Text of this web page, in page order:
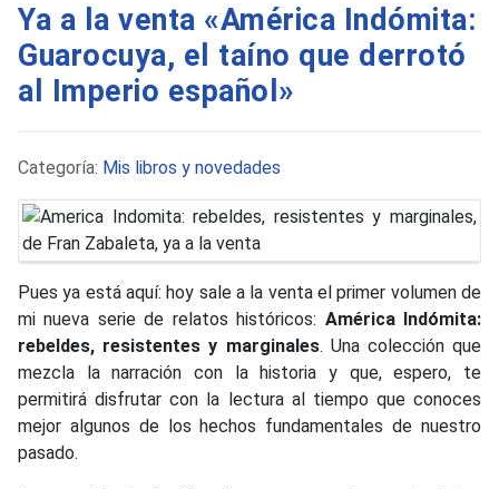
Ya a la venta «América Indómita:
Guarocuya, el taíno que derrotó
al Imperio español»
Detalles
Categoría: Mis libros y novedades
Pues ya está aquí: hoy sale a la venta el primer volumen de
mi nueva serie de relatos históricos: América Indómita:
rebeldes, resistentes y marginales. Una colección que
mezcla la narración con la historia y que, espero, te
permitirá disfrutar con la lectura al tiempo que conoces
mejor algunos de los hechos fundamentales de nuestro
pasado.